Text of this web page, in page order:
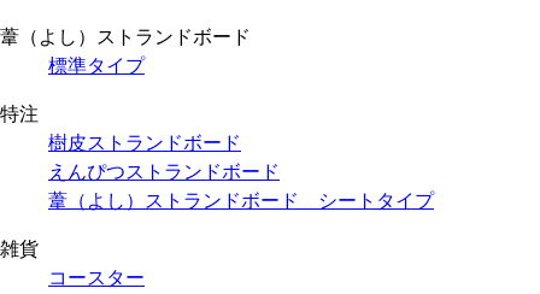
葦（よし）ストランドボード
標準タイプ
特注
樹皮ストランドボード
えんぴつストランドボード
葦（よし）ストランドボード シートタイプ
雑貨
コースター